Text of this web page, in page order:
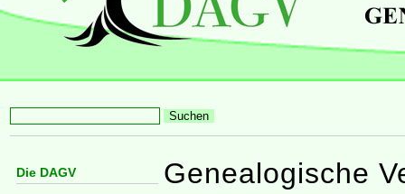
Die DAGV Genealogische